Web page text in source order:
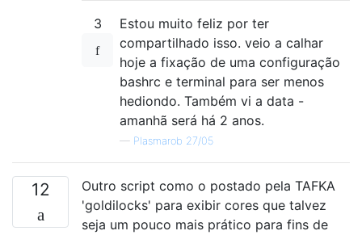
3
Estou muito feliz por ter
compartilhado isso. veio a calhar
hoje a fixação de uma configuração
bashrc e terminal para ser menos
hediondo. Também vi a data -
amanhã será há 2 anos.
— Plasmarob 27/05
12
Outro script como o postado pela TAFKA
'goldilocks' para exibir cores que talvez
seja um pouco mais prático para fins de